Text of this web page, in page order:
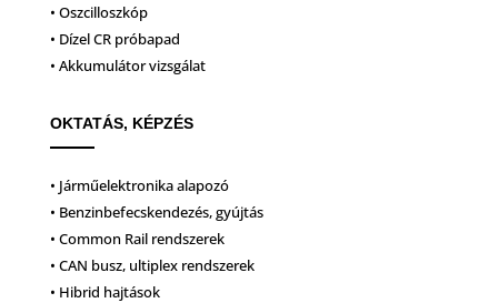
• Oszcilloszkóp
• Dízel CR próbapad
• Akkumulátor vizsgálat
OKTATÁS, KÉPZÉS
• Járműelektronika alapozó
• Benzinbefecskendezés, gyújtás
• Common Rail rendszerek
• CAN busz, ultiplex rendszerek
• Hibrid hajtások